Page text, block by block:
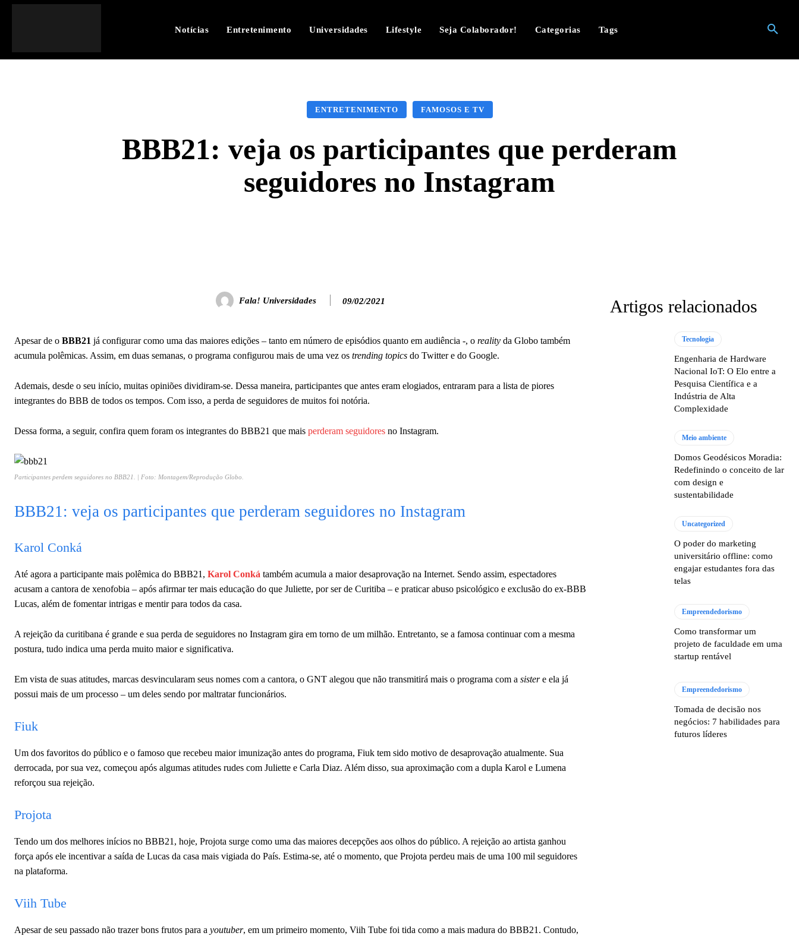
Notícias Entretenimento Universidades Lifestyle Seja Colaborador! Categorias Tags
ENTRETENIMENTO FAMOSOS E TV
BBB21: veja os participantes que perderam
seguidores no Instagram
Fala! Universidades 09/02/2021
Apesar de o BBB21 já configurar como uma das maiores edições – tanto em número de episódios quanto em audiência -, o reality da Globo também
acumula polêmicas. Assim, em duas semanas, o programa configurou mais de uma vez os trending topics do Twitter e do Google.
Ademais, desde o seu início, muitas opiniões dividiram-se. Dessa maneira, participantes que antes eram elogiados, entraram para a lista de piores
integrantes do BBB de todos os tempos. Com isso, a perda de seguidores de muitos foi notória.
Dessa forma, a seguir, confira quem foram os integrantes do BBB21 que mais perderam seguidores no Instagram.
Participantes perdem seguidores no BBB21. | Foto: Montagem/Reprodução Globo.
BBB21: veja os participantes que perderam seguidores no Instagram
Karol Conká
Até agora a participante mais polêmica do BBB21, Karol Conká também acumula a maior desaprovação na Internet. Sendo assim, espectadores
acusam a cantora de xenofobia – após afirmar ter mais educação do que Juliette, por ser de Curitiba – e praticar abuso psicológico e exclusão do ex-BBB
Lucas, além de fomentar intrigas e mentir para todos da casa.
A rejeição da curitibana é grande e sua perda de seguidores no Instagram gira em torno de um milhão. Entretanto, se a famosa continuar com a mesma
postura, tudo indica uma perda muito maior e significativa.
Em vista de suas atitudes, marcas desvincularam seus nomes com a cantora, o GNT alegou que não transmitirá mais o programa com a sistere ela já
possui mais de um processo – um deles sendo por maltratar funcionários.
Fiuk
Um dos favoritos do público e o famoso que recebeu maior imunização antes do programa, Fiuk tem sido motivo de desaprovação atualmente. Sua
derrocada, por sua vez, começou após algumas atitudes rudes com Juliette e Carla Diaz. Além disso, sua aproximação com a dupla Karol e Lumena
reforçou sua rejeição.
Projota
Tendo um dos melhores inícios no BBB21, hoje, Projota surge como uma das maiores decepções aos olhos do público. A rejeição ao artista ganhou
força após ele incentivar a saída de Lucas da casa mais vigiada do País. Estima-se, até o momento, que Projota perdeu mais de uma 100 mil seguidores
na plataforma.
Viih Tube
Apesar de seu passado não trazer bons frutos para a youtuber, em um primeiro momento, Viih Tube foi tida como a mais madura do BBB21. Contudo,
Artigos relacionados
Tecnologia
Engenharia de Hardware
Nacional IoT: O Elo entre a
Pesquisa Científica e a
Indústria de Alta
Complexidade
Meio ambiente
Domos Geodésicos Moradia:
Redefinindo o conceito de lar
com design e
sustentabilidade
Uncategorized
O poder do marketing
universitário offline: como
engajar estudantes fora das
telas
Empreendedorismo
Como transformar um
projeto de faculdade em uma
startup rentável
Empreendedorismo
Tomada de decisão nos
negócios: 7 habilidades para
futuros líderes